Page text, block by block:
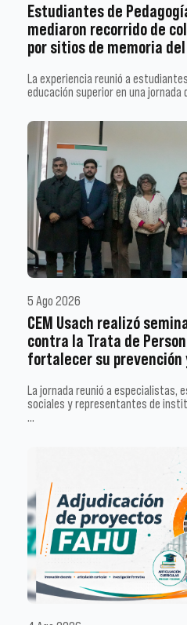
Estudiantes de
mediaron recorrido de
por sitios de memoria
La experiencia reunió a
educación superior en una jornada
5 Ago 2026
CEM Usach realizó
contra la Trata de
fortalecer su prevención
La jornada reunió a especialistas,
sociales y representantes de
…